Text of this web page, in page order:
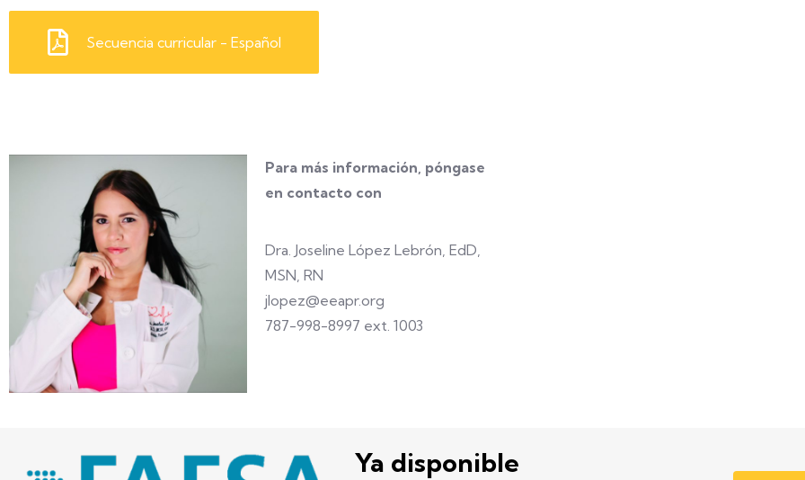
Secuencia curricular - Español
Para más información, póngase
en contacto con
Dra. Joseline López Lebrón, EdD,
MSN, RN
jlopez@eeapr.org
787-998-8997 ext. 1003
Ya disponible